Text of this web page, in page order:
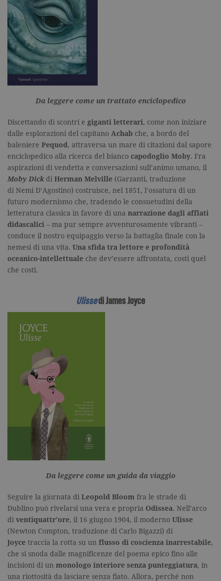
Da leggere come un trattato enciclopedico
Discettando di scontri e giganti letterari, come non iniziare
dalle esplorazioni del capitano Achab che, a bordo del
baleniere Pequod, attraversa un mare di citazioni dal sapore
enciclopedico alla ricerca del bianco capodoglio Moby. Fra
aspirazioni di vendetta e conversazioni sull’animo umano, il
Moby Dickdi Herman Melville (Garzanti, traduzione
di Nemi D’Agostino) costruisce, nel 1851, l’ossatura di un
futuro modernismo che, tradendo le consuetudini della
letteratura classica in favore di una narrazione dagli afflati
didascalici – ma pur sempre avventurosamente vibranti –
conduce il nostro equipaggio verso la battaglia finale con la
nemesi di una vita. Una sfida tra lettore e profondità
oceanico-intellettuale che dev’essere affrontata, costi quel
che costi.
Ulissedi James Joyce
Da leggere come un guida da viaggio
Seguire la giornata di Leopold Bloom fra le strade di
Dublino può rivelarsi una vera e propria Odissea. Nell’arco
di ventiquattr’ore, il 16 giugno 1904, il moderno Ulisse
(Newton Compton, traduzione di Carlo Bigazzi) di
Joyce traccia la rotta su un flusso di coscienza inarrestabile,
che si snoda dalle magnificenze del poema epico fino alle
incisioni di un monologo interiore senza punteggiatura, in
una riottosità da lasciare senza fiato. Allora, perché non